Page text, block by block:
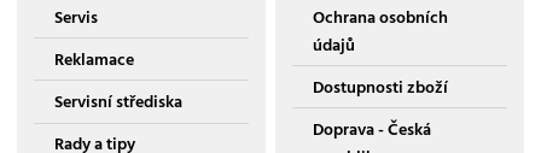
Servis
Reklamace
Servisní střediska
Rady a tipy
Ochrana osobních
údajů
Dostupnosti zboží
Doprava - Česká